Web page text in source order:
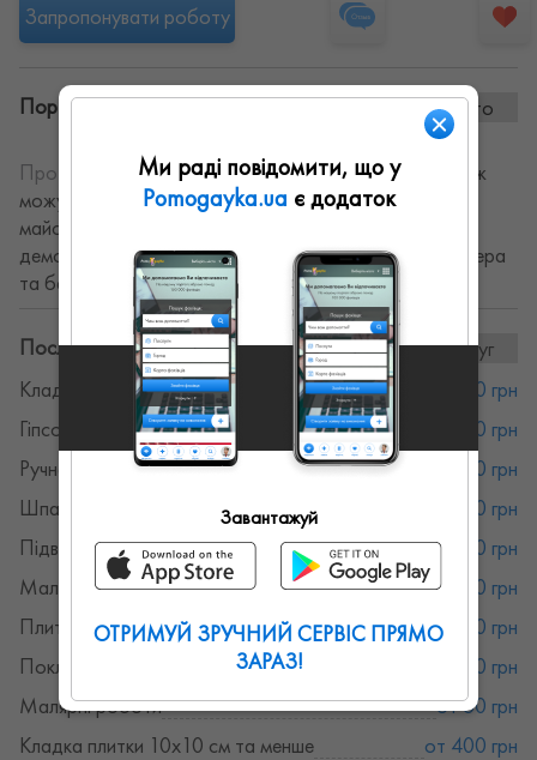
Запропонувати роботу
Портфоліо винаних робіт: 0 фото
Про себе:
Надаю послуги з "ремонту під ключ", також
можу виконати конкретне замовлення. Досвідчений
майстер-універсал-сантехніка, електрика, монтаж-
демонтаж, вивіз будівельного сміття, послуги дизайнера
та багато іншого.
Послуги та ціни:
22послуг
Кладка газоблоку
от 160 грн
Гіпсокартон
от 150 грн
Ручна штукатурка
от 150 грн
Шпаклівка фінішна
от 150 грн
Підвісні стелі
от 160 грн
Малярні, штукатурні роботи
от 180 грн
Плиточники
от 330 грн
Поклейка шпалер
от 100 грн
Малярні роботи
от 50 грн
Кладка плитки 10х10 см та менше
от 400 грн
Ми раді повідомити, що у
Pomogayka.ua є додаток
Завантажуй
ОТРИМУЙ ЗРУЧНИЙ СЕРВІС ПРЯМО
ЗАРАЗ!